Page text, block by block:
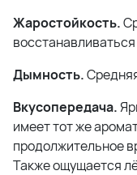
Жаростойкость.
Дымность.
Вкусопередача.
имеет тот же
продолжительное
Также ощущается